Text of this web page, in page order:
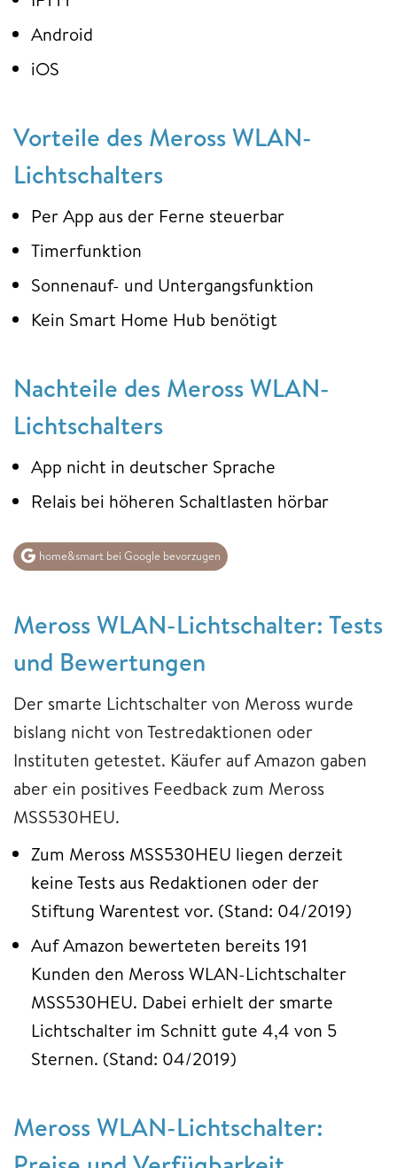
Android
iOS
Vorteile des Meross WLAN-
Lichtschalters
Per App aus der Ferne steuerbar
Timerfunktion
Sonnenauf- und Untergangsfunktion
Kein Smart Home Hub benötigt
Nachteile des Meross WLAN-
Lichtschalters
App nicht in deutscher Sprache
Relais bei höheren Schaltlasten hörbar
home&smart bei Google bevorzugen
Meross WLAN-Lichtschalter: Tests
und Bewertungen
Der smarte Lichtschalter von Meross wurde
bislang nicht von Testredaktionen oder
Instituten getestet. Käufer auf Amazon gaben
aber ein positives Feedback zum Meross
MSS530HEU.
Zum Meross MSS530HEU liegen derzeit
keine Tests aus Redaktionen oder der
Stiftung Warentest vor. (Stand: 04/2019)
Auf Amazon bewerteten bereits 191
Kunden den Meross WLAN-Lichtschalter
MSS530HEU. Dabei erhielt der smarte
Lichtschalter im Schnitt gute 4,4 von 5
Sternen. (Stand: 04/2019)
Meross WLAN-Lichtschalter: